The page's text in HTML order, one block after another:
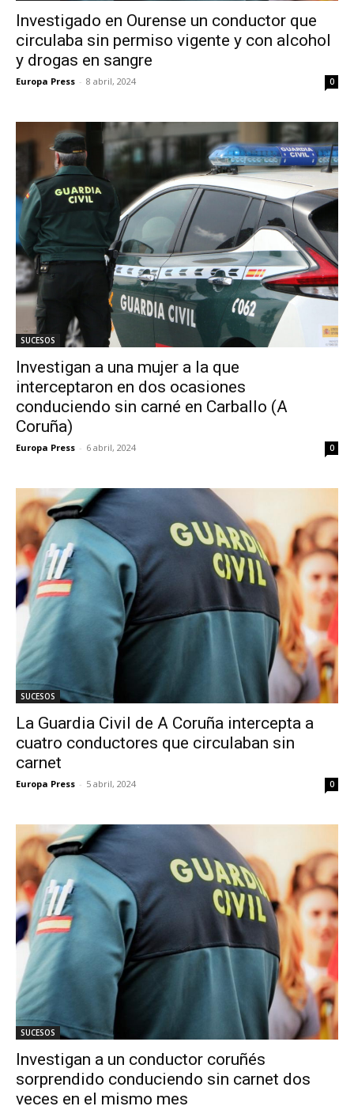
Investigado en Ourense un conductor que
circulaba sin permiso vigente y con alcohol
y drogas en sangre
Europa Press - 8 abril, 2024 0
SUCESOS
Investigan a una mujer a la que
interceptaron en dos ocasiones
conduciendo sin carné en Carballo (A
Coruña)
Europa Press - 6 abril, 2024 0
SUCESOS
La Guardia Civil de A Coruña intercepta a
cuatro conductores que circulaban sin
carnet
Europa Press - 5 abril, 2024 0
SUCESOS
Investigan a un conductor coruñés
sorprendido conduciendo sin carnet dos
veces en el mismo mes